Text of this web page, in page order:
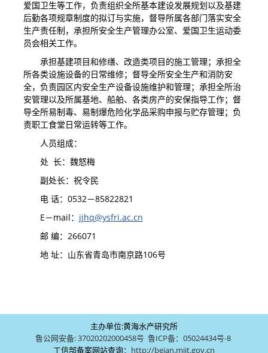
爱国卫生等工作，负责组织全所基本建设发展规划以及基建
后勤各项规章制度的拟订与实施，督导所属各部门落实安全
生产责任制，承担所安全生产管理办公室、爱国卫生运动委
员会相关工作。
承担基建项目和修缮、改造类项目的施工管理；承担全
所各类设施设备的日常维修；督导全所安全生产和消防安
全，负责园区内安全生产设备设施维护和管理；承担全所治
安管理以及所属基地、船舶、各类房产的安保指导工作；督
导全所易制毒、易制爆危险化学品采购申报与贮存管理；负
责职工食堂日常运转等工作。
人员组成：
处 长：魏怒梅
副处长：祝令民
电 话：0532－85822821
E－mail： jjhq@ysfri.ac.cn
邮 编：266071
地 址：山东省青岛市南京路106号
主办单位:黄海水产研究所
鲁公网安备: 37020202000458号 鲁ICP备：05024434号-8
工信部备案网站查询： http://beian.miit.gov.cn